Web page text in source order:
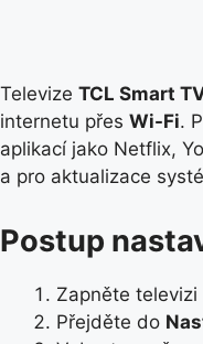
Televize TCL Smart
internetu přes Wi-Fi.
aplikací jako Netflix,
a pro aktualizace
Postup
Zapněte
Přejděte do